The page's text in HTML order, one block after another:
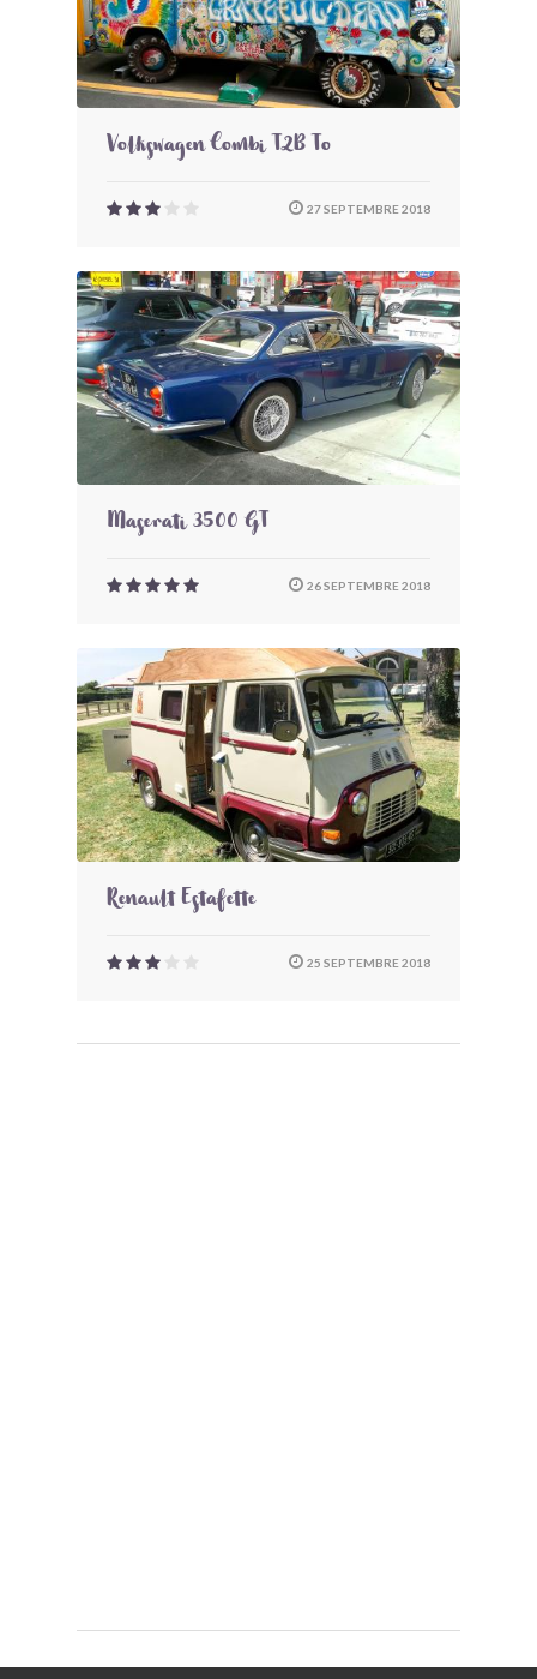
Volkswagen Combi T2B To
27 SEPTEMBRE 2018
Maserati 3500 GT
26 SEPTEMBRE 2018
Renault Estafette
25 SEPTEMBRE 2018